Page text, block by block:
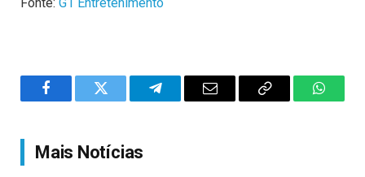
FacebookTwitter TelegramEmail
Copy
Mais Notícias